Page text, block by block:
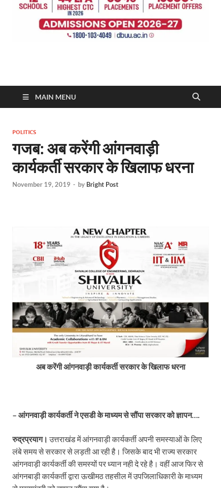
MAIN MENU
POLITICS
गजब: अब करेंगी आंगनवाड़ी
कार्यकर्ती सरकार के खिलाफ धरना
November 19, 2019 - by Bright Post
अब करेंगी आंगनवाड़ी कार्यकर्ती सरकार के खिलाफ धरना
– आंगनवाड़ी कार्यकर्ती ने एसडी के माध्यम से सौंपा सरकार को ज्ञापन….
रुद्रप्रयाग। उत्तराखंड में आंगनवाड़ी कार्यकर्ती अपनी समस्याओं के लिए
लंबे समय से सरकार से लड़ती आ रही है। जिसके बाद भी राज्य सरकार
आंगनवाड़ी कार्यकर्ती की समस्यों पर ध्यान नही दे रहे है। वहीं आज फिर से
आंगनबाड़ी कार्यकर्ती द्वारा ऊखीमठ तहसील में उपजिलाधिकारी के माध्यम